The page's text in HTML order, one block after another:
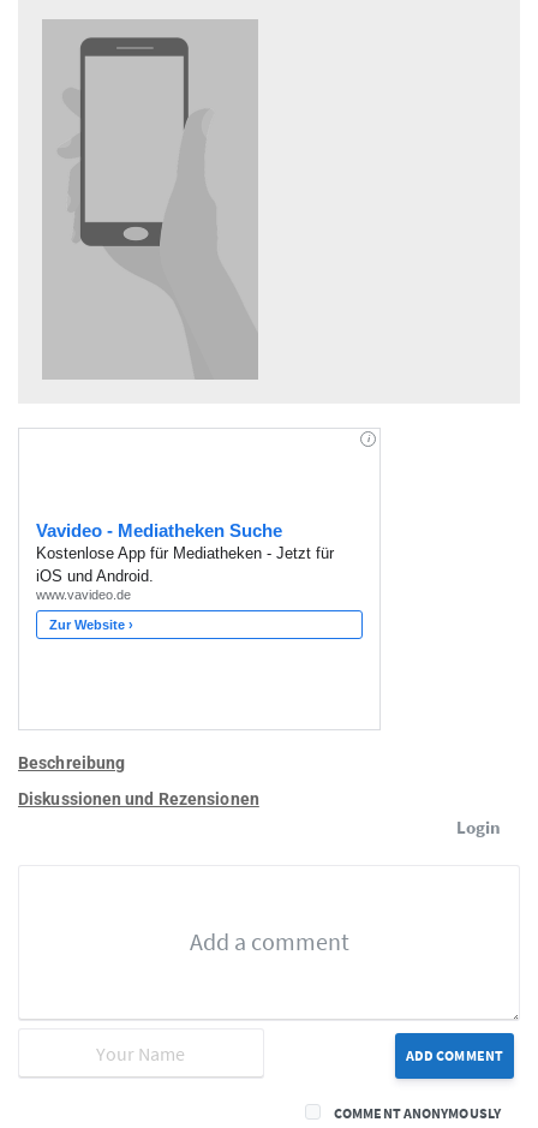
Beschreibung
Diskussionen und Rezensionen
Login
ADD COMMENT
COMMENT ANONYMOUSLY